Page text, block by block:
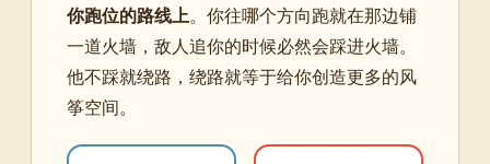
你跑位的路线上。你往哪个方向跑就在那边铺
一道火墙，敌人追你的时候必然会踩进火墙。
他不踩就绕路，绕路就等于给你创造更多的风
筝空间。